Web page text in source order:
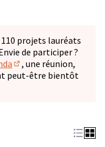
projets lauréats
de participer ?
(S'ouvre dans un
, une réunion,
peut-être bientôt